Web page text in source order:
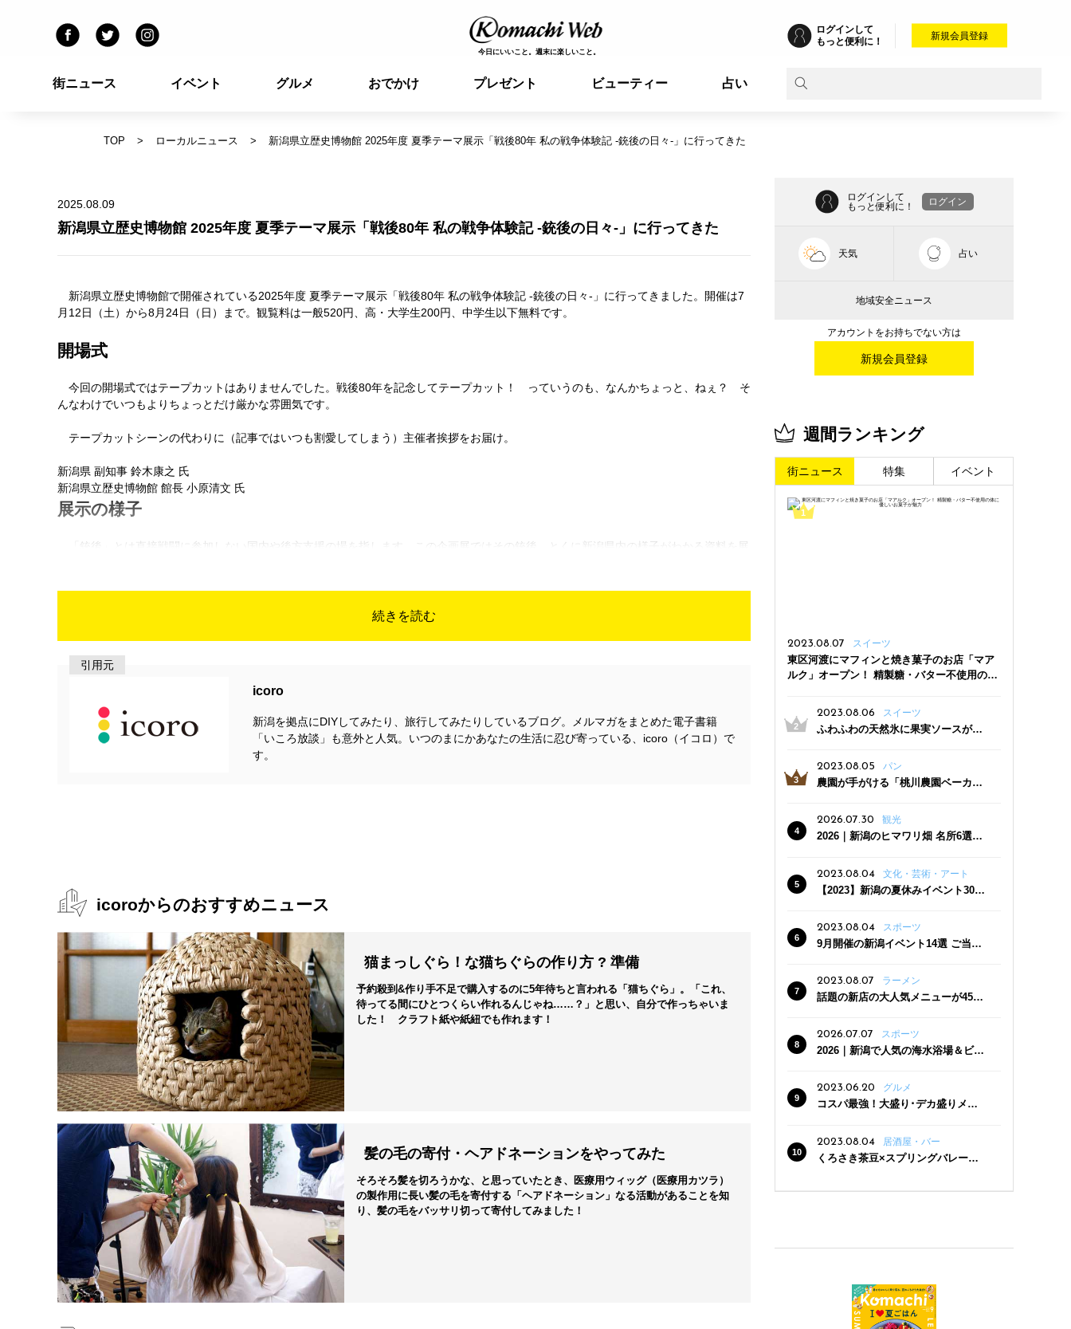
今日にいいこと。週末に楽しいこと。
ログインして
もっと便利に！
新規会員登録
街ニュース イベント グルメ おでかけ プレゼント ビューティー 占い
TOP ローカルニュース 新潟県立歴史博物館 2025年度 夏季テーマ展示「戦後80年 私の戦争体験記 -銃後の日々-」に行ってきた
2025.08.09
新潟県立歴史博物館 2025年度 夏季テーマ展示「戦後80年 私の戦争体験記 -銃後の日々-」に行ってきた
新潟県立歴史博物館で開催されている2025年度 夏季テーマ展示「戦後80年 私の戦争体験記 -銃後の日々-」に行ってきました。開催は7
月12日（土）から8月24日（日）まで。観覧料は一般520円、高・大学生200円、中学生以下無料です。
開場式
今回の開場式ではテープカットはありませんでした。戦後80年を記念してテープカット！ っていうのも、なんかちょっと、ねぇ？ そ
んなわけでいつもよりちょっとだけ厳かな雰囲気です。
テープカットシーンの代わりに（記事ではいつも割愛してしまう）主催者挨拶をお届け。
新潟県 副知事 鈴木康之 氏
新潟県立歴史博物館 館長 小原清文 氏
展示の様子
「銃後」とは直接戦闘に参加しない国内や後方支援の場を指します。この企画展ではその銃後、とくに新潟県内の様子がわかる資料を展
観覧にかかる所要時間は展示品と展示解説を全部じっくり読んで2時間くらいです。
い。そして、正直、今の日本がこんなふうに一億火の玉になるのは無理だと思う……。
太平洋戦争がはじまったのは1941年12月8日。終戦は1945年8月15日。この4年の間に人々の気持ちにも変化が現れていることが日記な
どからも伝わってきます。最初は「やるぜ！ やるぜ！」という気持ちだったのが最後にはまあまあ疲弊しちゃってる。
ちなみに上越市立歴史博物館でも10月13日（月・祝）まで展覧会「戦後80年 上越と戦争の記憶」が行われています（別にこっちと示し
体験プログラム
企画展期間中の日曜日に各種体験プログラムが開催されます。開催日は以下の通り。時間は各日13:30-15:30（受付終了15:00）。体験無料
（常設展入館料が必要）、予約不要です。
続きを読む
icoro
新潟を拠点にDIYしてみたり、旅行してみたりしているブログ。メルマガをまとめた電子書籍
「いころ放談」も意外と人気。いつのまにかあなたの生活に忍び寄っている、icoro（イコロ）で
す。
icoroからのおすすめニュース
猫まっしぐら！な猫ちぐらの作り方 ? 準備
予約殺到&作り手不足で購入するのに5年待ちと言われる「猫ちぐら」。「これ、
待ってる間にひとつくらい作れるんじゃね……？」と思い、自分で作っちゃいま
した！ クラフト紙や紙紐でも作れます！
髪の毛の寄付・ヘアドネーションをやってみた
そろそろ髪を切ろうかな、と思っていたとき、医療用ウィッグ（医療用カツラ）
の製作用に長い髪の毛を寄付する「ヘアドネーション」なる活動があることを知
り、髪の毛をバッサリ切って寄付してみました！
ログインして
もっと便利に！
ログイン
天気 占い
地域安全ニュース
アカウントをお持ちでない方は
新規会員登録
週間ランキング
街ニュース 特集 イベント
2023.08.07 スイーツ
東区河渡にマフィンと焼き菓子のお店「マア
ルク」オープン！ 精製糖・バター不使用の体
2023.08.06
スイーツ
ふわふわの天然氷に果実ソースがた
三条駅近くにオープン
2023.08.05 パン
農園が手がける「桃川農園ベーカリ
った焼きたてパンのほか、ジェラー
トやスムージーも
2026.07.30 観光
2026｜新潟のヒマワリ畑 名所6選
2023.08.04
文化・芸術・アート
【2023】新潟の夏休みイベント30
2023.08.04
スポーツ
9月開催の新潟イベント14選 ご当地
2023.08.07 ラーメン
話題の新店の大人気メニューが450
クーポン登場
2026.07.07 スポーツ
2026｜新潟で人気の海水浴場＆ビー
2023.06.20
グルメ
コスパ最強！大盛り･デカ盛りメニ
2023.08.04
居酒屋・バー
くろさき茶豆×スプリングバレー豊